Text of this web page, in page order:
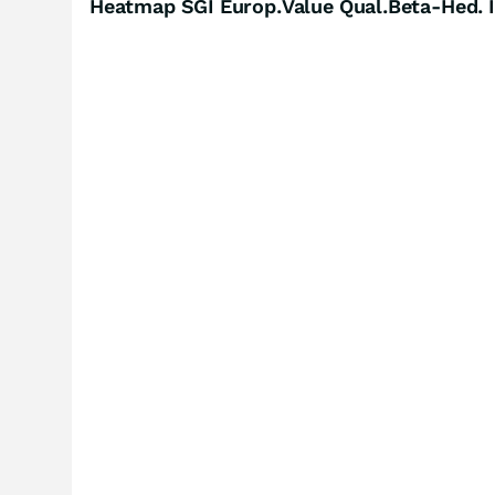
Heatmap SGI Europ.Value Qual.Beta-Hed.